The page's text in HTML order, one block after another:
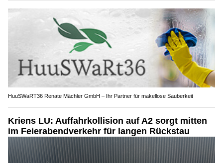
HuuSWaRT36 Renate Mächler GmbH – Ihr Partner für makellose Sauberkeit
Kriens LU: Auffahrkollision auf A2 sorgt mitten
im Feierabendverkehr für langen Rückstau